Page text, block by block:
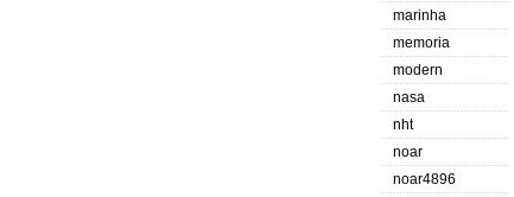
marinha
memoria
modern
nasa
nht
noar
noar4896